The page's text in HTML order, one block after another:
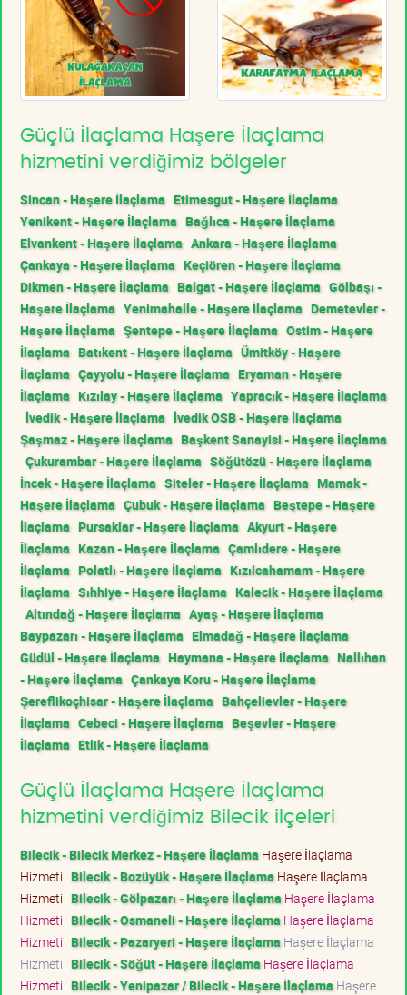
Güçlü İlaçlama Haşere İlaçlama
hizmetini verdiğimiz bölgeler
Sincan - Haşere İlaçlama Etimesgut - Haşere İlaçlama
Yenikent - Haşere İlaçlama Bağlıca - Haşere İlaçlama
Elvankent - Haşere İlaçlama Ankara - Haşere İlaçlama
Çankaya - Haşere İlaçlama Keçiören - Haşere İlaçlama
Dikmen - Haşere İlaçlama Balgat - Haşere İlaçlama Gölbaşı -
Haşere İlaçlama Yenimahalle - Haşere İlaçlama Demetevler -
Haşere İlaçlama Şentepe - Haşere İlaçlama Ostim - Haşere
İlaçlama Batıkent - Haşere İlaçlama Ümitköy - Haşere
İlaçlama Çayyolu - Haşere İlaçlama Eryaman - Haşere
İlaçlama Kızılay - Haşere İlaçlama Yapracık - Haşere İlaçlama
İvedik - Haşere İlaçlama İvedik OSB - Haşere İlaçlama
Şaşmaz - Haşere İlaçlama Başkent Sanayisi - Haşere İlaçlama
Çukurambar - Haşere İlaçlama Söğütözü - Haşere İlaçlama
İncek - Haşere İlaçlama Siteler - Haşere İlaçlama Mamak -
Haşere İlaçlama Çubuk - Haşere İlaçlama Beştepe - Haşere
İlaçlama Pursaklar - Haşere İlaçlama Akyurt - Haşere
İlaçlama Kazan - Haşere İlaçlama Çamlıdere - Haşere
İlaçlama Polatlı - Haşere İlaçlama Kızılcahamam - Haşere
İlaçlama Sıhhiye - Haşere İlaçlama Kalecik - Haşere İlaçlama
Altındağ - Haşere İlaçlama Ayaş - Haşere İlaçlama
Baypazarı - Haşere İlaçlama Elmadağ - Haşere İlaçlama
Güdül - Haşere İlaçlama Haymana - Haşere İlaçlama Nallıhan
- Haşere İlaçlama Çankaya Koru - Haşere İlaçlama
Şereflikoçhisar - Haşere İlaçlama Bahçelievler - Haşere
İlaçlama Cebeci - Haşere İlaçlama Beşevler - Haşere
İlaçlama Etlik - Haşere İlaçlama
Güçlü İlaçlama Haşere İlaçlama
hizmetini verdiğimiz Bilecik ilçeleri
Bilecik - Bilecik Merkez - Haşere İlaçlama Haşere İlaçlama
Hizmeti Bilecik - Bozüyük - Haşere İlaçlama Haşere İlaçlama
Hizmeti Bilecik - Gölpazarı - Haşere İlaçlama Haşere İlaçlama
Hizmeti Bilecik - Osmaneli - Haşere İlaçlama Haşere İlaçlama
Hizmeti Bilecik - Pazaryeri - Haşere İlaçlama Haşere İlaçlama
Hizmeti Bilecik - Söğüt - Haşere İlaçlama Haşere İlaçlama
Hizmeti Bilecik - Yenipazar / Bilecik - Haşere İlaçlama Haşere